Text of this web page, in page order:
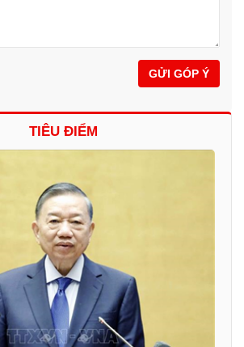
GỬI GÓP Ý
TIÊU ĐIỂM